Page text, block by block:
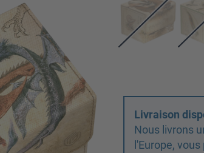
Livraison
Nous livrons
l'Europe,